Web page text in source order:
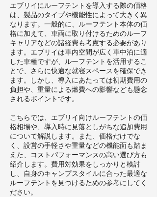
エブリイにルーフテントを導入する際の価格
は、製品のタイプや機能性によって大きく異
なります。一般的に、ルーフテント本体の価
格に加えて、車両に取り付けるためのルーフ
キャリアなどの諸経費も考慮する必要があり
ます。エブリイは車内空間が広く車中泊に適
した車種ですが、ルーフテントを活用するこ
とで、さらに快適な就寝スペースを確保でき
ます。しかし、導入にあたっては初期費用の
負担や、重量による燃費への影響なども懸念
されるポイントです。
こちらでは、エブリイ向けルーフテントの価
格相場や、導入時に見落としがちな追加費用
について解説します。また、価格だけでな
く、設営の手軽さや重量などの機能面も踏ま
えた、コストパフォーマンスの高い選び方も
紹介します。費用対効果をしっかりと検討
し、自身のキャンプスタイルに合った最適な
ルーフテントを見つけるための参考にしてく
ださい。